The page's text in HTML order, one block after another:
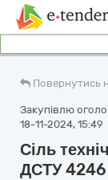
Повернутись
Закупівлю
18-11-2024, 15:49
Сіль
ДСТУ 4246